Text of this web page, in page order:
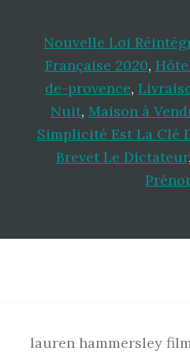
Nouvelle Loi
Française 2020,
de-provence,
Nuit, Maison à
Simplicité Est La Clé
Brevet Le Dictateur,
lauren hammersley